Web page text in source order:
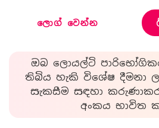
ලොග් වෙන්න
ඔබ ලොයල්ටි
තිබිය හැකි විශේෂ දීමනා
සැකසීම සඳහා
අංකය භාවිත